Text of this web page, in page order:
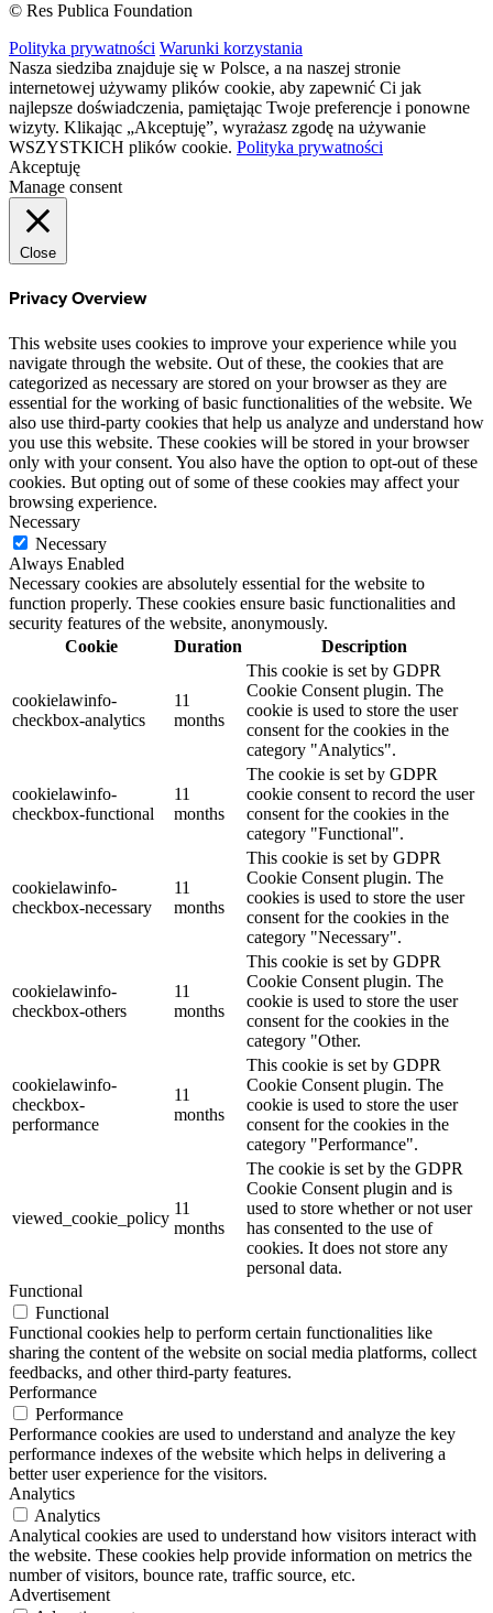
© Res Publica Foundation
Polityka prywatności Warunki korzystania
Nasza siedziba znajduje się w Polsce, a na naszej stronie
internetowej używamy plików cookie, aby zapewnić Ci jak
najlepsze doświadczenia, pamiętając Twoje preferencje i ponowne
wizyty. Klikając „Akceptuję”, wyrażasz zgodę na używanie
WSZYSTKICH plików cookie. Polityka prywatności
Akceptuję
Manage consent
Close
Privacy Overview
This website uses cookies to improve your experience while you
navigate through the website. Out of these, the cookies that are
categorized as necessary are stored on your browser as they are
essential for the working of basic functionalities of the website. We
also use third-party cookies that help us analyze and understand how
you use this website. These cookies will be stored in your browser
only with your consent. You also have the option to opt-out of these
cookies. But opting out of some of these cookies may affect your
browsing experience.
Necessary
Necessary
Always Enabled
Necessary cookies are absolutely essential for the website to
function properly. These cookies ensure basic functionalities and
security features of the website, anonymously.
Cookie
Duration Description
cookielawinfo-
checkbox-analytics
11
months
This cookie is set by GDPR
Cookie Consent plugin. The
cookie is used to store the user
consent for the cookies in the
category "Analytics".
cookielawinfo-
checkbox-functional
11
months
The cookie is set by GDPR
cookie consent to record the user
consent for the cookies in the
category "Functional".
cookielawinfo-
checkbox-necessary
11
months
This cookie is set by GDPR
Cookie Consent plugin. The
cookies is used to store the user
consent for the cookies in the
category "Necessary".
cookielawinfo-
checkbox-others
11
months
This cookie is set by GDPR
Cookie Consent plugin. The
cookie is used to store the user
consent for the cookies in the
category "Other.
cookielawinfo-
checkbox-
performance
11
months
This cookie is set by GDPR
Cookie Consent plugin. The
cookie is used to store the user
consent for the cookies in the
category "Performance".
viewed_cookie_policy
11
months
The cookie is set by the GDPR
Cookie Consent plugin and is
used to store whether or not user
has consented to the use of
cookies. It does not store any
personal data.
Functional
Functional
Functional cookies help to perform certain functionalities like
sharing the content of the website on social media platforms, collect
feedbacks, and other third-party features.
Performance
Performance
Performance cookies are used to understand and analyze the key
performance indexes of the website which helps in delivering a
better user experience for the visitors.
Analytics
Analytics
Analytical cookies are used to understand how visitors interact with
the website. These cookies help provide information on metrics the
number of visitors, bounce rate, traffic source, etc.
Advertisement